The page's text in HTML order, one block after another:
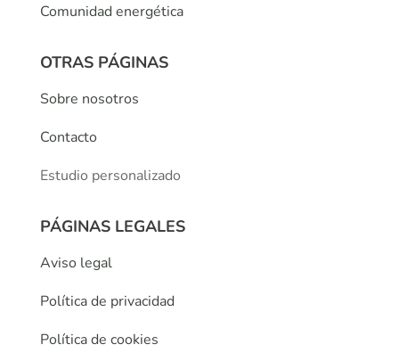
Comunidad energética
OTRAS PÁGINAS
Sobre nosotros
Contacto
Estudio personalizado
PÁGINAS LEGALES
Aviso legal
Política de privacidad
Política de cookies